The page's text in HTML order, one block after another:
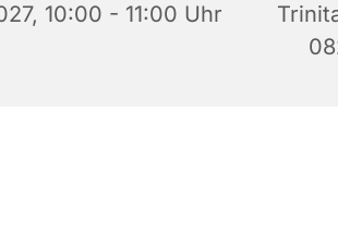
10:00 - 11:00 Uhr